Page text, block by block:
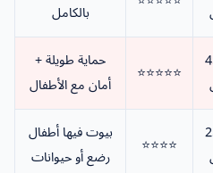
بالكامل
⭐⭐⭐⭐⭐
حماية طويلة +
أمان مع الأطفال
⭐⭐⭐⭐
بيوت فيها أطفال
رضع أو حيوانات